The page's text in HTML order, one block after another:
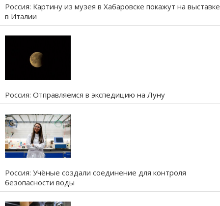
Россия: Картину из музея в Хабаровске покажут на выставке
в Италии
Россия: Отправляемся в экспедицию на Луну
Россия: Учёные создали соединение для контроля
безопасности воды